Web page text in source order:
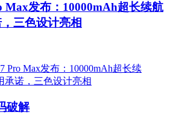
Max发布：10000mAh超长续航
三色设计亮相
破解